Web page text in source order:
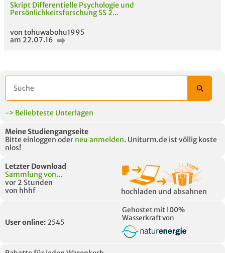
Skript Differentielle Psychologie und
Persönlichkeitsforschung SS 2...
von tohuwabohu1995
am 22.07.16
-> Beliebteste Unterlagen
Meine Studiengangseite
Bitte einloggen oder neu anmelden. Uniturm.de ist völlig koste
nlos!
Letzter Download
Sammlung von...
vor 2 Stunden
von hhhf
hochladen und absahnen
User online: 2545
Gehostet mit 100%
Wasserkraft von